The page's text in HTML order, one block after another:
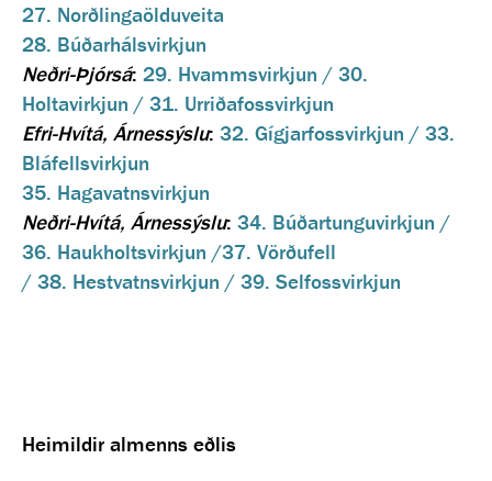
27. Norðlingaölduveita
28. Búðarhálsvirkjun
Neðri-Þjórsá: 29. Hvammsvirkjun / 30.
Holtavirkjun / 31. Urriðafossvirkjun
Efri-Hvítá, Árnessýslu: 32. Gígjarfossvirkjun / 33.
Bláfellsvirkjun
35. Hagavatnsvirkjun
Neðri-Hvítá, Árnessýslu: 34. Búðartunguvirkjun /
36. Haukholtsvirkjun /37. Vörðufell
/ 38. Hestvatnsvirkjun / 39. Selfossvirkjun
Heimildir almenns eðlis